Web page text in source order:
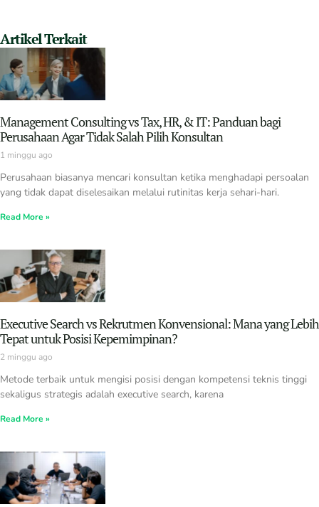
Artikel Terkait
Management Consulting vs Tax, HR, & IT: Panduan bagi
Perusahaan Agar Tidak Salah Pilih Konsultan
1 minggu ago
Perusahaan biasanya mencari konsultan ketika menghadapi persoalan
yang tidak dapat diselesaikan melalui rutinitas kerja sehari-hari.
Read More »
Executive Search vs Rekrutmen Konvensional: Mana yang Lebih
Tepat untuk Posisi Kepemimpinan?
2 minggu ago
Metode terbaik untuk mengisi posisi dengan kompetensi teknis tinggi
sekaligus strategis adalah executive search, karena
Read More »